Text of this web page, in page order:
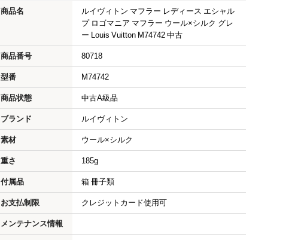
商品名
ルイヴィトン マフラー レディース エシャル
プ ロゴマニア マフラー ウール×シルク グレ
ー Louis Vuitton M74742 中古
商品番号 80718
型番 M74742
商品状態 中古A級品
ブランド ルイヴィトン
素材 ウール×シルク
重さ 185g
付属品 箱 冊子類
お支払制限 クレジットカード使用可
メンテナンス情報